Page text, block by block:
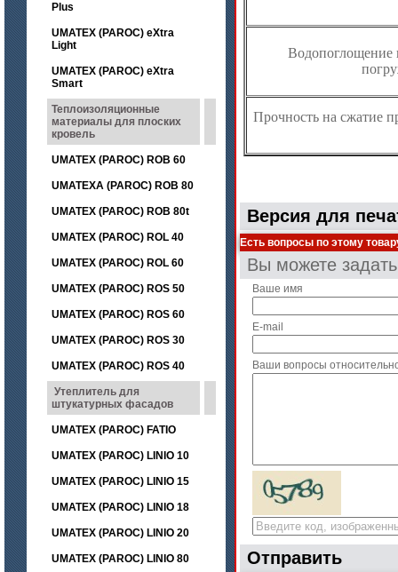
Plus
UMATEX (PAROC) eXtra
Light
UMATEX (PAROC) eXtra
Smart
Теплоизоляционные
материалы для плоских
кровель
UMATEX (PAROC) ROB 60
UMATEXA (PAROC) ROB 80
UMATEX (PAROC) ROB 80t
UMATEX (PAROC) ROL 40
UMATEX (PAROC) ROL 60
UMATEX (PAROC) ROS 50
UMATEX (PAROC) ROS 60
UMATEX (PAROC) ROS 30
UMATEX (PAROC) ROS 40
Утеплитель для
штукатурных фасадов
UMATEX (PAROC) FATIO
UMATEX (PAROC) LINIO 10
UMATEX (PAROC) LINIO 15
UMATEX (PAROC) LINIO 18
UMATEX (PAROC) LINIO 20
UMATEX (PAROC) LINIO 80
Водопоглощение
Прочность на сжатие
Версия для
Есть вопросы по этому
Вы можете
Ваше имя
E-mail
Ваши вопросы
Отправить